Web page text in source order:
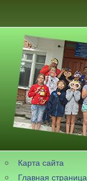
Карта сайта
Главная страница